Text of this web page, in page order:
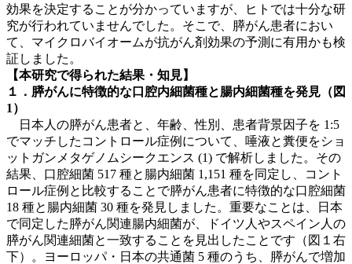
効果を決定することが分かっていますが、ヒトでは十分な研
究が行われていませんでした。そこで、膵がん患者におい
て、マイクロバイオームが抗がん剤効果の予測に有用かも検
証しました。
【本研究で得られた結果・知見】
１．膵がんに特徴的な口腔内細菌種と腸内細菌種を発見（図
1）
日本人の膵がん患者と、年齢、性別、患者背景因子を 1:5
でマッチしたコントロール症例について、唾液と糞便をショ
ットガンメタゲノムシークエンス (1) で解析しました。その
結果、口腔細菌 517 種と腸内細菌 1,151 種を同定し、コント
ロール症例と比較することで膵がん患者に特徴的な口腔細菌
18 種と腸内細菌 30 種を発見しました。重要なことは、日本
で同定した膵がん関連腸内細菌が、ドイツ人やスペイン人の
膵がん関連細菌と一致することを見出したことです（図１右
下）。ヨーロッパ・日本の共通菌 5 種のうち、膵がんで増加